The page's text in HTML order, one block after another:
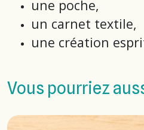
une poche,
un carnet textile,
une création
Vous pourriez